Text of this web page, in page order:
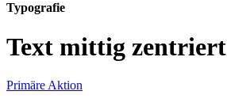
Typografie
Text mittig zentriert
Primäre Aktion